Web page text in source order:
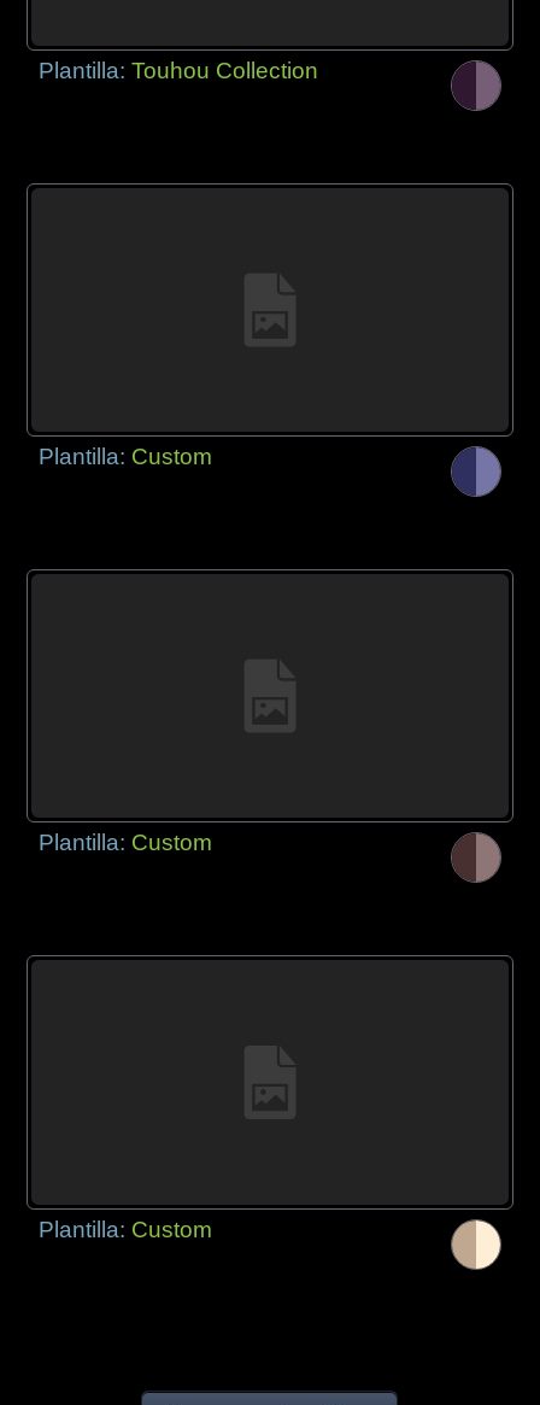
Plantilla:Touhou Collection
Plantilla: Custom
Plantilla: Custom
Plantilla: Custom